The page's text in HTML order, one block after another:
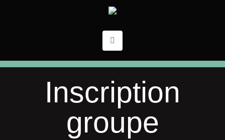
Inscription
groupe